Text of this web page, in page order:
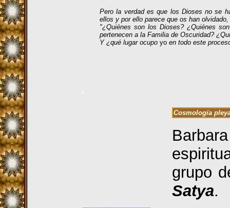
Pero la verdad es que los Dioses no se
ellos y por ello parece que os han
"¿Quiénes son los Dioses? ¿Quiénes
pertenecen a la Familia de Oscuridad?
Y ¿qué lugar ocupo yo en todo este
Cosmología
grupo
Satya.